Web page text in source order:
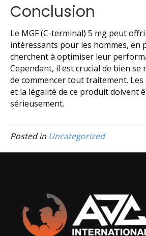
Conclusion
Le MGF (C-terminal) 5 mg peut
intéressants pour les hommes, en
cherchent à optimiser leur
Cependant, il est crucial de bien
de commencer tout traitement.
et la légalité de ce produit doivent
sérieusement.
Posted in Uncategorized